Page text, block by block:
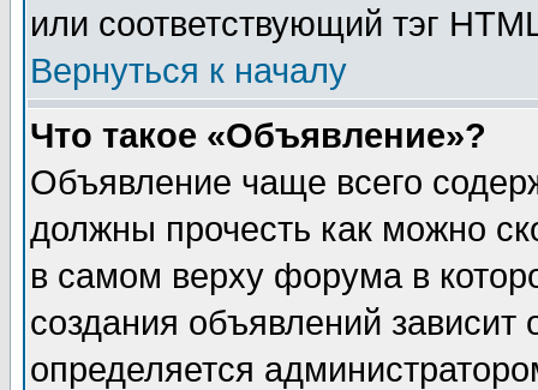
или соответствующий тэг
Вернуться к началу
Что такое «Объявление»?
Объявление чаще всего
должны прочесть как можно
в самом верху форума в
создания объявлений зависит
определяется